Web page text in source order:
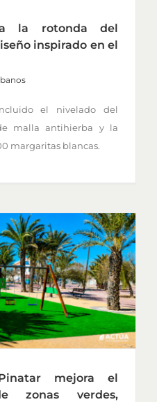
la rotonda del
inspirado en el
el nivelado del
malla antihierba y la
margaritas blancas.
mejora el
zonas verdes,